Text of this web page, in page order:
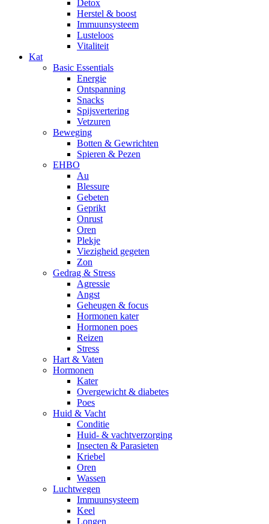
Detox
Herstel & boost
Immuunsysteem
Lusteloos
Vitaliteit
Kat
Basic Essentials
Energie
Ontspanning
Snacks
Spijsvertering
Vetzuren
Beweging
Botten & Gewrichten
Spieren & Pezen
EHBO
Au
Blessure
Gebeten
Geprikt
Onrust
Oren
Plekje
Viezigheid gegeten
Zon
Gedrag & Stress
Agressie
Angst
Geheugen & focus
Hormonen kater
Hormonen poes
Reizen
Stress
Hart & Vaten
Hormonen
Kater
Overgewicht & diabetes
Poes
Huid & Vacht
Conditie
Huid- & vachtverzorging
Insecten & Parasieten
Kriebel
Oren
Wassen
Luchtwegen
Immuunsysteem
Keel
Longen